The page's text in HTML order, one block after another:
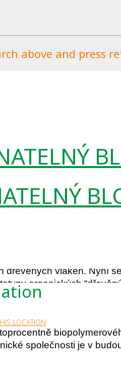
above and press
LOCATION
představil dva
on16.10.2019 .
skleněnou lahev či
tak velké nebezpečí
pivovarnická
ekologickou lahev
společností
dřevěných vláken. Nyní
organických
sice lahve vypadají
tenký polymerový
společnosti je v